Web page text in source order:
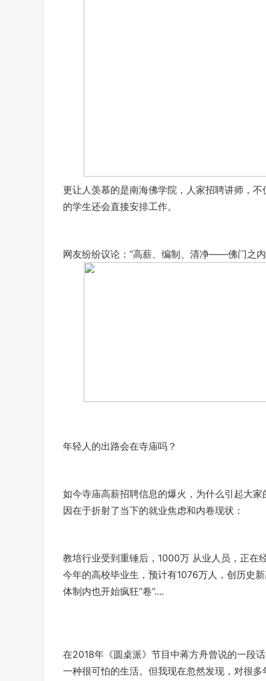
更让人羡慕的是南海佛学院，人家招聘讲师，
的学生还会直接安排工作。
网友纷纷议论：“高薪、编制、清净——佛门之
年轻人的出路会在寺庙吗？
如今寺庙高薪招聘信息的爆火，为什么引起大
因在于折射了当下的就业焦虑和内卷现状：
教培行业受到重锤后，1000万 从业人员，正在
今年的高校毕业生，预计有1076万人，创历史新
体制内也开始疯狂“卷”....
在2018年《圆桌派》节目中蒋方舟曾说的一段
一种很可怕的生活。但我现在忽然发现，对很